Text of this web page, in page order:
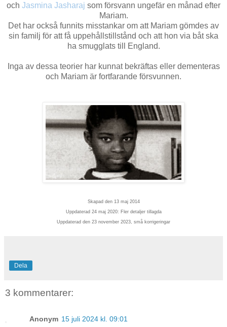
och Jasmina Jasharaj som försvann ungefär en månad efter
Mariam.
Det har också funnits misstankar om att Mariam gömdes av
sin familj för att få uppehållstillstånd och att hon via båt ska
ha smugglats till England.
Inga av dessa teorier har kunnat bekräftas eller dementeras
och Mariam är fortfarande försvunnen.
Skapad den 13 maj 2014
Uppdaterad 24 maj 2020: Fler detaljer tillagda
Uppdaterad den 23 november 2023, små korrigeringar
Dela
3 kommentarer:
Anonym 15 juli 2024 kl. 09:01